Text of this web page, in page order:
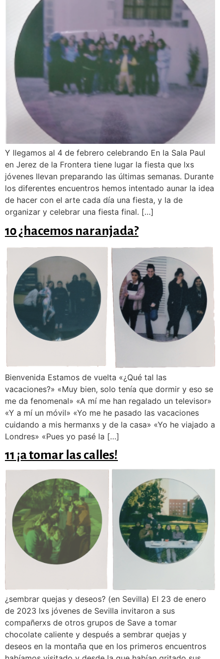
Y llegamos al 4 de febrero celebrando En la Sala Paul
en Jerez de la Frontera tiene lugar la fiesta que lxs
jóvenes llevan preparando las últimas semanas. Durante
los diferentes encuentros hemos intentado aunar la idea
de hacer con el arte cada día una fiesta, y la de
organizar y celebrar una fiesta final. […]
10 ¿hacemos naranjada?
Bienvenida Estamos de vuelta «¿Qué tal las
vacaciones?» «Muy bien, solo tenía que dormir y eso se
me da fenomenal» «A mí me han regalado un televisor»
«Y a mí un móvil» «Yo me he pasado las vacaciones
cuidando a mis hermanxs y de la casa» «Yo he viajado a
Londres» «Pues yo pasé la […]
11 ¡a tomar las calles!
¿sembrar quejas y deseos? (en Sevilla) El 23 de enero
de 2023 lxs jóvenes de Sevilla invitaron a sus
compañerxs de otros grupos de Save a tomar
chocolate caliente y después a sembrar quejas y
deseos en la montaña que en los primeros encuentros